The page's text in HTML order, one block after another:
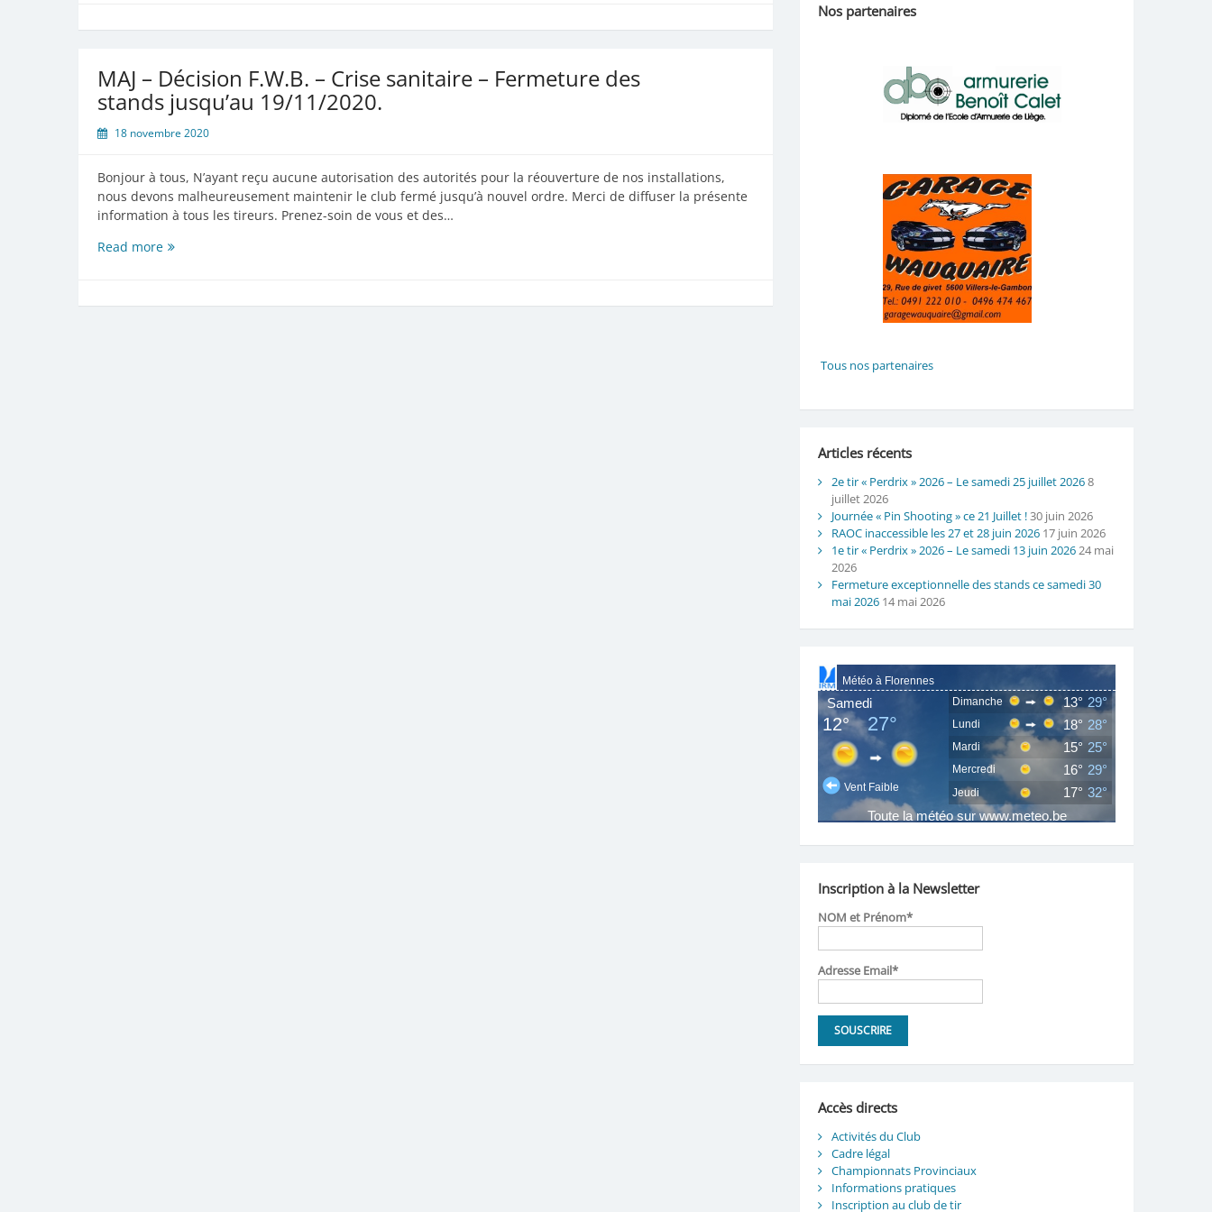
MAJ – Décision F.W.B. – Crise sanitaire – Fermeture des
stands jusqu’au 19/11/2020.
18 novembre 2020
Bonjour à tous, N’ayant reçu aucune autorisation des autorités pour la réouverture de nos installations,
nous devons malheureusement maintenir le club fermé jusqu’à nouvel ordre. Merci de diffuser la présente
information à tous les tireurs. Prenez-soin de vous et des…
Read moreMAJ
F.W.B.
Nos partenaires
Tous nos partenaires
Articles récents
2e tir « Perdrix » 2026 – Le samedi 25 juillet 20268
juillet 2026
Journée « Pin Shooting » ce 21 Juillet !30 juin 2026
RAOC inaccessible les 27 et 28 juin 2026 17 juin 2026
1e tir « Perdrix » 2026 – Le samedi 13 juin 202624 mai
2026
Fermeture exceptionnelle des stands ce samedi 30
mai 2026 14 mai 2026
Inscription à la Newsletter
NOM et Prénom*
Adresse Email*
Accès directs
Activités du Club
Cadre légal
Championnats Provinciaux
Informations pratiques
Inscription au club de tir